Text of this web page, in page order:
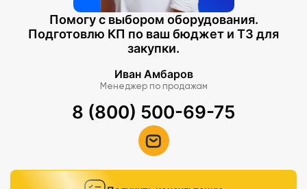
Помогу с выбором оборудования.
Подготовлю КП по ваш бюджет и ТЗ для
закупки.
Иван Амбаров
Менеджер по продажам
8 (800) 500-69-75